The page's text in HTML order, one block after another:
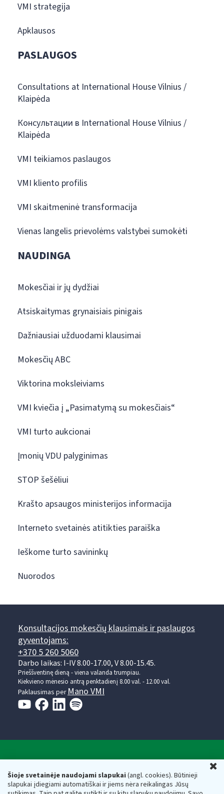
Šioje svetainėje naudojami slapukai(angl. cookies). Būtinieji
slapukai įdiegiami automatiškai ir jiems nėra reikalingas Jūsų
VMI strategija
Apklausos
PASLAUGOS
Consultations at International House Vilnius /
Klaipėda
Консультации в International House Vilnius /
Klaipėda
VMI teikiamos paslaugos
VMI kliento profilis
VMI skaitmeninė transformacija
Vienas langelis prievolėms valstybei sumokėti
NAUDINGA
Mokesčiai ir jų dydžiai
Atsiskaitymas grynaisiais pinigais
Dažniausiai užduodami klausimai
Mokesčių ABC
Viktorina moksleiviams
VMI kviečia į „Pasimatymą su mokesčiais“
VMI turto aukcionai
Įmonių VDU palyginimas
STOP šešėliui
Krašto apsaugos ministerijos informacija
Interneto svetainės atitikties paraiška
Ieškome turto savininkų
Nuorodos
Konsultacijos mokesčių klausimais ir paslaugos
gyventojams:
+370 5 260 5060
Darbo laikas: I-IV 8.00-17.00, V 8.00-15.45.
Prieššventinę dieną - viena valanda trumpiau.
Kiekvieno mėnesio antrą penktadienį 8.00 val. - 12.00 val.
Paklausimas perMano VMI
Valstybinė mokesčių inspekcija prie Lietuvos
Respublikos finansų ministerijos
Biudžetinė įstaiga. Juridinio asmens kodas — 188659752,